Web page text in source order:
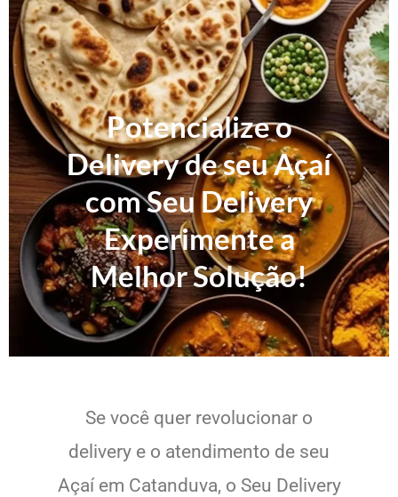
Potencialize o
Delivery de seu Açaí
com Seu Delivery
Experimente a
Melhor Solução!
Se você quer revolucionar o
delivery e o atendimento de seu
Açaí em Catanduva, o Seu Delivery